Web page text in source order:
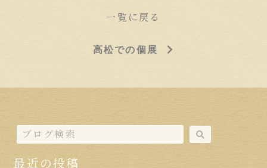
一覧に戻る
高松での個展
最近の投稿